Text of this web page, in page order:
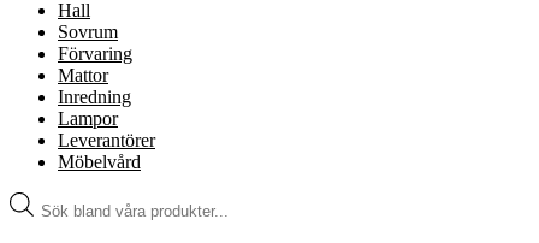
Hall
Sovrum
Förvaring
Mattor
Inredning
Lampor
Leverantörer
Möbelvård
Produktsökning